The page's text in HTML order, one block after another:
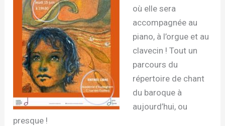
où elle sera
accompagnée au
piano, à l’orgue et au
clavecin ! Tout un
parcours du
répertoire de chant
du baroque à
aujourd’hui, ou
presque !